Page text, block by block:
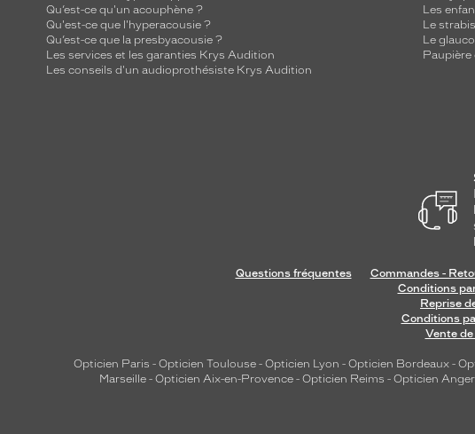
Qu’est-ce qu'un acouphène ?
Qu'est-ce que l'hyperacousie ?
Qu’est-ce que la presbyacousie ?
Les services et les garanties Krys Audition
Les conseils d'un audioprothésiste Krys Audition
Les
Le
Le
Questions fréquentes Commandes -
Conditions
Reprise
Conditions
Vente
Opticien Paris - Opticien Toulouse - Opticien Lyon - Opticien Bordeaux -
Marseille - Opticien Aix-en-Provence - Opticien Reims - Opticien